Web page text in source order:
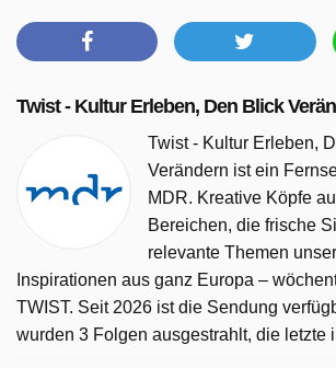
sie in uns aus und warum? Sein Buch
manche Ängste können wir gar nichts.
Twist - Kultur Erleben, Den Blick
Twist - Kultur Erleben, Den Blick
Twist - Kultur Erleben,
Verändern ist ein
MDR. Kreative Köpfe
Bereichen, die frische
relevante Themen
Inspirationen aus ganz Europa –
TWIST. Seit 2026 ist die Sendung
wurden 3 Folgen ausgestrahlt, die letzte